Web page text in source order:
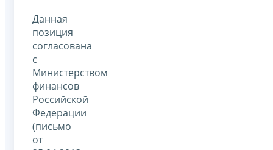
Данная
позиция
согласована
с
Министерством
финансов
Российской
Федерации
(письмо
от